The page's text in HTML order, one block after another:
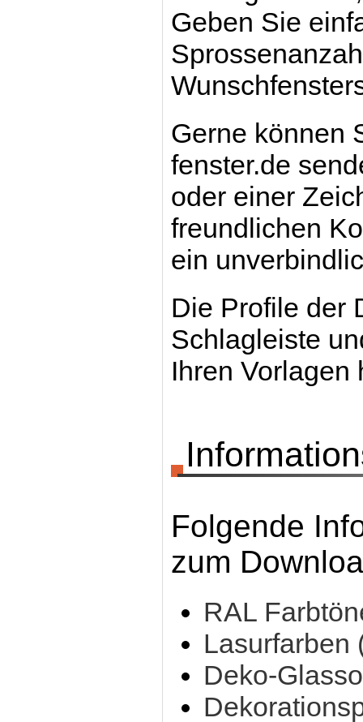
Geben Sie
Gerne können
fenster.de
oder einer
freundlichen
ein
Die Profile der
Schlagleiste
Ihren Vorlagen
Folgende
zum
RAL
Lasurfarben
Deko-